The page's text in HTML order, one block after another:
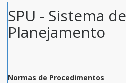
SPU - Sistema de
Planejamento
Normas de Procedimentos